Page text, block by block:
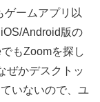
ゲームアプリ以
Android版の
もZoomを探し
ぜかデスクトッ
いないので、ユ